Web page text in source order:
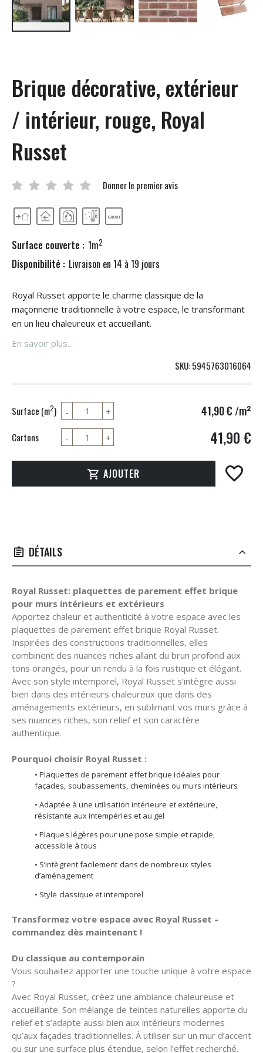
la
Galerie
Brique décorative, extérieur
/ intérieur, rouge, Royal
Russet
Donner le premier avis
Surface couverte : 1m2
Disponibilité : Livraison en 14 à 19 jours
Royal Russet apporte le charme classique de la
maçonnerie traditionnelle à votre espace, le transformant
en un lieu chaleureux et accueillant.
En savoir plus...
SKU 5945763016064
Surface (m2) 41,90 € /m²
41,90 €
Cartons
AJOUTER
DÉTAILS
Royal Russet: plaquettes de parement effet brique
pour murs intérieurs et extérieurs
Apportez chaleur et authenticité à votre espace avec les
plaquettes de parement effet brique Royal Russet.
Inspirées des constructions traditionnelles, elles
combinent des nuances riches allant du brun profond aux
tons orangés, pour un rendu à la fois rustique et élégant.
Avec son style intemporel, Royal Russet s’intègre aussi
bien dans des intérieurs chaleureux que dans des
aménagements extérieurs, en sublimant vos murs grâce à
ses nuances riches, son relief et son caractère
authentique.
Pourquoi choisir Royal Russet :
• Plaquettes de parement effet brique idéales pour
façades, soubassements, cheminées ou murs intérieurs
• Adaptée à une utilisation intérieure et extérieure,
résistante aux intempéries et au gel
• Plaques légères pour une pose simple et rapide,
accessible à tous
• S’intègrent facilement dans de nombreux styles
d’aménagement
• Style classique et intemporel
Transformez votre espace avec Royal Russet –
commandez dès maintenant !
Du classique au contemporain
Vous souhaitez apporter une touche unique à votre espace
?
Avec Royal Russet, créez une ambiance chaleureuse et
accueillante. Son mélange de teintes naturelles apporte du
relief et s’adapte aussi bien aux intérieurs modernes
qu’aux façades traditionnelles. À utiliser sur un mur d’accent
ou sur une surface plus étendue, selon l’effet recherché.